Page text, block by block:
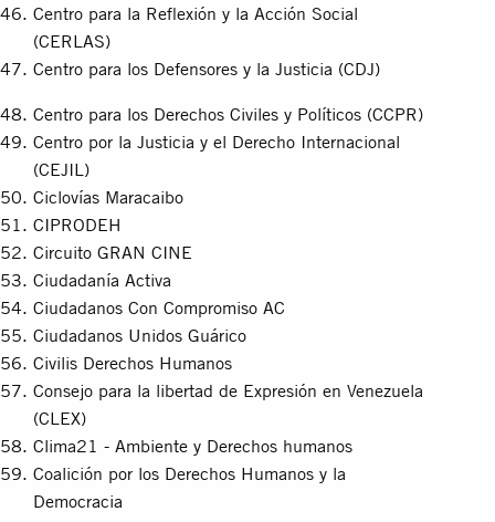
Centro para la Reflexión y la Acción Social
(CERLAS)
Centro para los Defensores y la Justicia (CDJ)
Centro para los Derechos Civiles y Políticos (CCPR)
Centro por la Justicia y el Derecho Internacional
(CEJIL)
Ciclovías Maracaibo
CIPRODEH
Circuito GRAN CINE
Ciudadanía Activa
Ciudadanos Con Compromiso AC
Ciudadanos Unidos Guárico
Civilis Derechos Humanos
Consejo para la libertad de Expresión en Venezuela
(CLEX)
Clima21 - Ambiente y Derechos humanos
Coalición por los Derechos Humanos y la
Democracia